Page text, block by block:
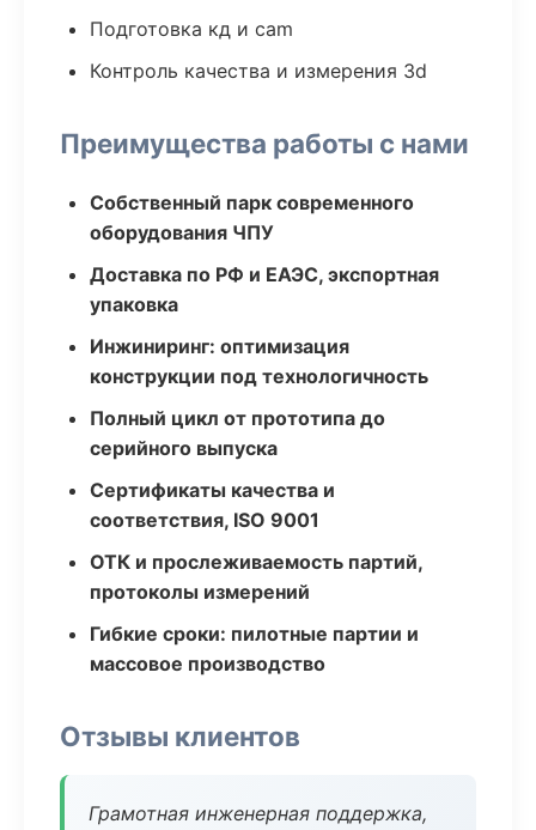
Подготовка кд и cam
Контроль качества и измерения 3d
Преимущества работы с нами
Собственный парк современного
оборудования ЧПУ
Доставка по РФ и ЕАЭС, экспортная
упаковка
Инжиниринг: оптимизация
конструкции под технологичность
Полный цикл от прототипа до
серийного выпуска
Сертификаты качества и
соответствия, ISO 9001
ОТК и прослеживаемость партий,
протоколы измерений
Гибкие сроки: пилотные партии и
массовое производство
Отзывы клиентов
Грамотная инженерная поддержка,